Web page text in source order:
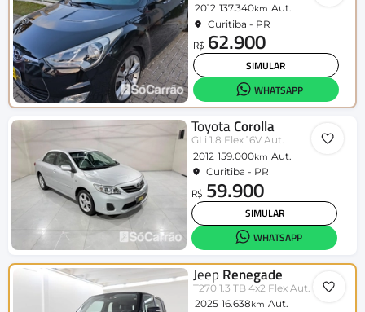
2012 137.340km Aut.
Curitiba - PR
R$ 62.900
SIMULAR
WHATSAPP
ToyotaCorolla
GLi 1.8 Flex 16V Aut.
2012 159.000km Aut.
Curitiba - PR
R$ 59.900
SIMULAR
WHATSAPP
Jeep Renegade
T270 1.3 TB 4x2 Flex Aut.
2025 16.638km Aut.